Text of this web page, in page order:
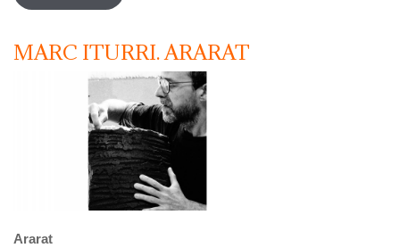
MARC ITURRI. ARARAT
Ararat